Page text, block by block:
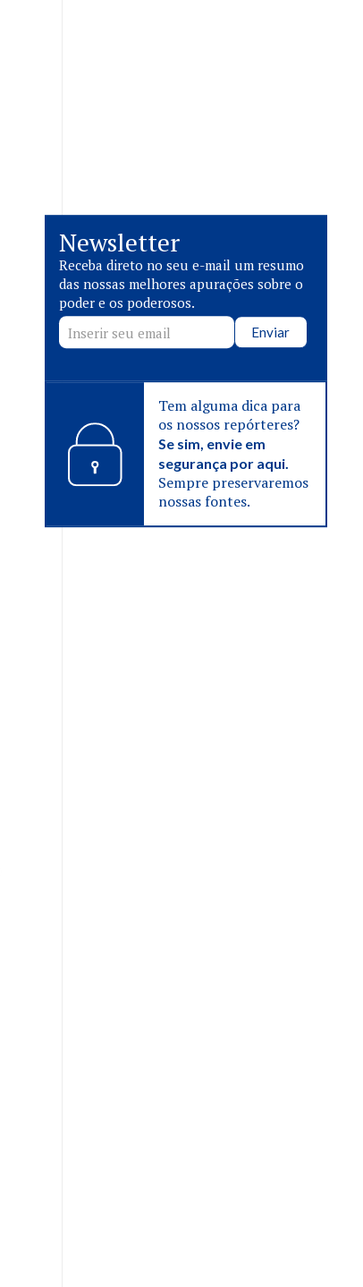
Newsletter
Receba direto no seu e-mail um resumo
das nossas melhores apurações sobre o
poder e os poderosos.
Enviar
Tem alguma dica para
os nossos repórteres?
Se sim, envie em
segurança por aqui.
Sempre preservaremos
nossas fontes.